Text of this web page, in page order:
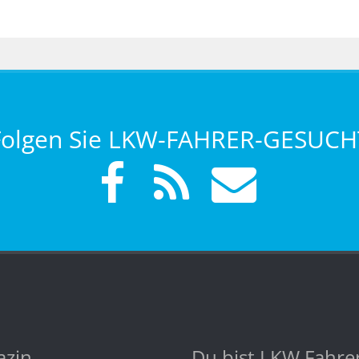
Sie LKW-FAHRER-